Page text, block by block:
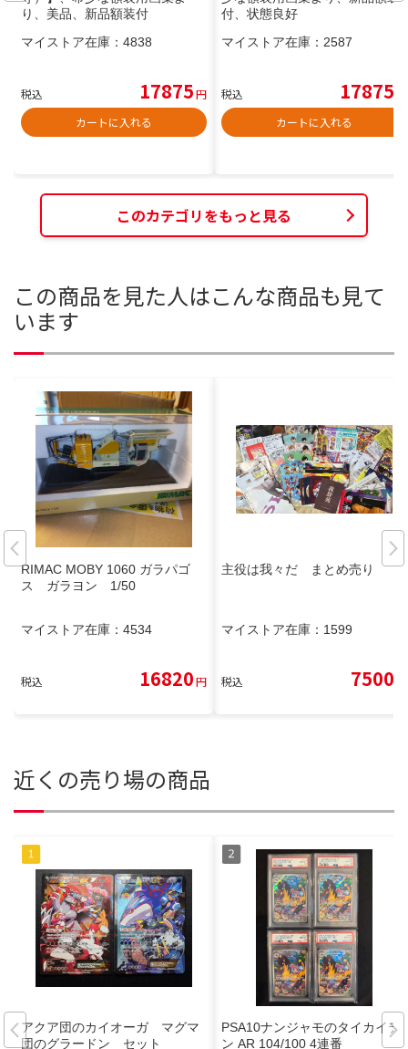
り、美品、新品額装付
マイストア在庫： 4838
税込 17875円
カートに入れる
付、状態良好
マイストア在庫： 2587
税込 17875
カートに入れる
このカテゴリをもっと見る
この商品を見た人はこんな商品も見て
います
RIMAC MOBY 1060 ガラパゴ
ス ガラヨン 1/50
マイストア在庫： 4534
税込 16820円
主役は我々だ まとめ売り
マイストア在庫： 1599
税込 7500
近くの売り場の商品
アクア団のカイオーガ マグマ
団のグラードン セット
PSA10ナンジャモのタイカイデ
ン AR 104/100 4連番